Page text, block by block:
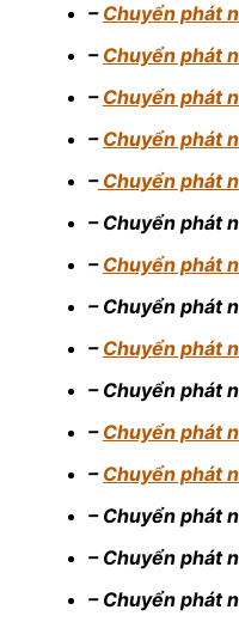
– Chuyển phát
– Chuyển phát
– Chuyển phát
– Chuyển phát
–Chuyển phát
– Chuyển phát
– Chuyển phát
– Chuyển phát
– Chuyển phát
– Chuyển phát
– Chuyển phát
– Chuyển phát
– Chuyển phát
– Chuyển phát
– Chuyển phát